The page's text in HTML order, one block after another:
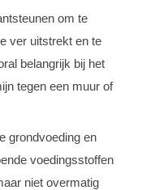
om te
ver uitstrekt en te
belangrijk bij het
tegen een muur of
grondvoeding en
voedingsstoffen
niet overmatig